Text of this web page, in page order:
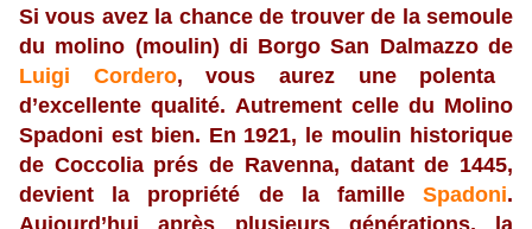
Si vous avez la chance de trouver de la semoule
du molino (moulin) di Borgo San Dalmazzo de
Luigi Cordero, vous aurez une polenta
d’excellente qualité. Autrement celle du Molino
Spadoni est bien. En 1921, le moulin historique
de Coccolia prés de Ravenna, datant de 1445,
devient la propriété de la famille Spadoni.